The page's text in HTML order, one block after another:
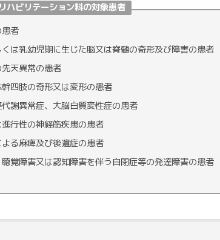
ハビリテーション料の対象患者
者
は乳幼児期に生じた脳又は脊髄の奇形及び障害の患者
天異常の患者
四肢の奇形又は変形の患者
謝異常症、大脳白質変性症の患者
行性の神経筋疾患の患者
る麻痺及び後遺症の患者
覚障害又は認知障害を伴う自閉症等の発達障害の患者